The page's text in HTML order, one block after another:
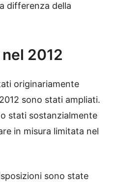
differenza della
2012
originariamente
sono stati ampliati.
stati sostanzialmente
in misura limitata nel
sono state